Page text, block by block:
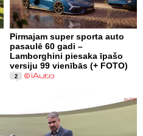
Pirmajam super sporta auto
pasaulē 60 gadi –
Lamborghini piesaka īpašo
versiju 99 vienībās (+ FOTO)
2